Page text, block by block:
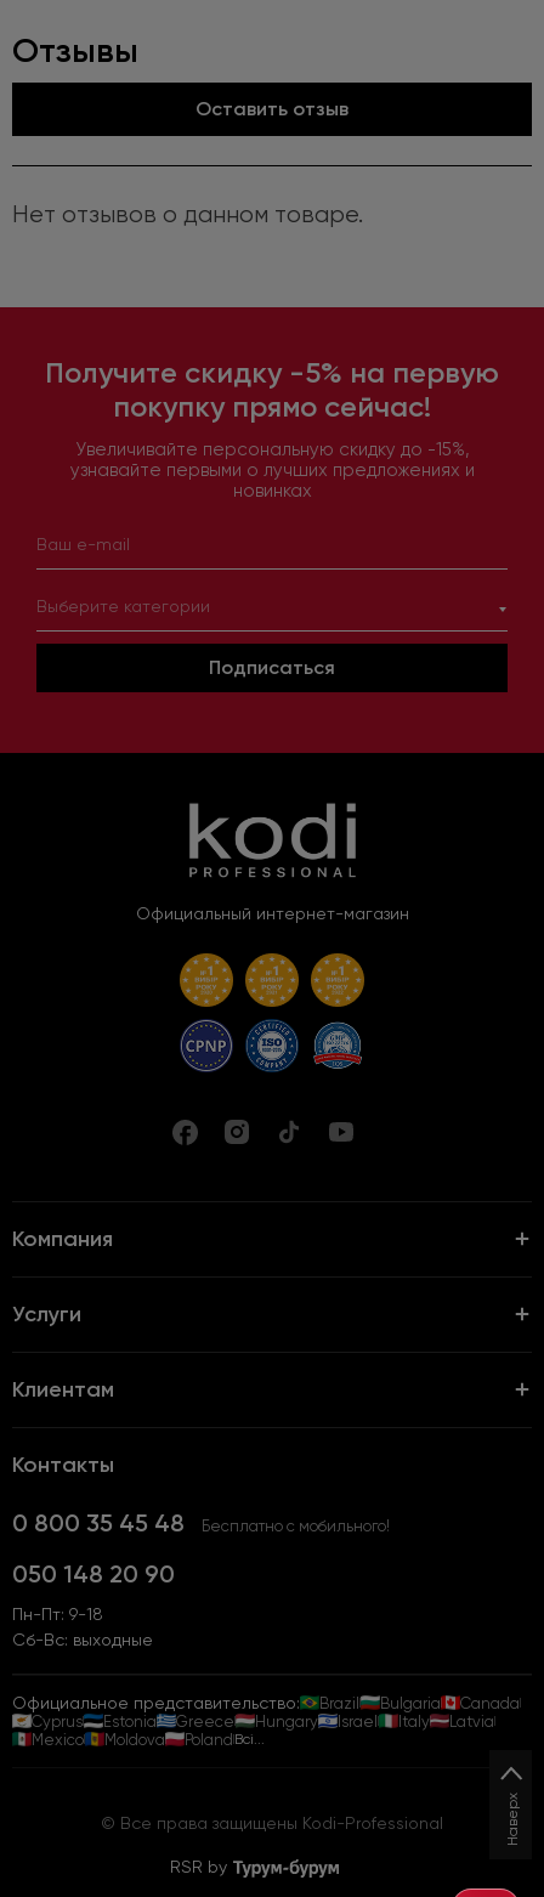
Отзывы
Оставить отзыв
Нет отзывов о данном товаре.
Получите скидку -5% на первую
покупку прямо сейчас!
Увеличивайте персональную скидку до -15%,
узнавайте первыми о лучших предложениях и
новинках
Выберите категории
Подписаться
Официальный интернет-магазин
Компания
Услуги
Клиентам
Контакты
0 800 35 45 48 Бесплатно с мобильного!
050 148 20 90
Пн-Пт: 9-18
Сб-Вс: выходные
Официальное представительство: Brazil Bulgaria
Canada
Cyprus
Estonia Greece Hungary Israel Italy
Latvia
Mexico
Moldova PolandВсі...
© Все права защищены Kodi-Professional
RSR by
Наверх